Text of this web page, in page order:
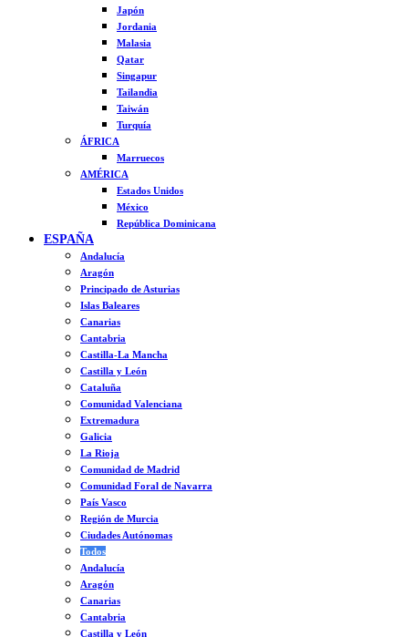
Japón
Jordania
Malasia
Qatar
Singapur
Tailandia
Taiwán
Turquía
ÁFRICA
Marruecos
AMÉRICA
Estados Unidos
México
República Dominicana
ESPAÑA
Andalucía
Aragón
Principado de Asturias
Islas Baleares
Canarias
Cantabria
Castilla-La Mancha
Castilla y León
Cataluña
Comunidad Valenciana
Extremadura
Galicia
La Rioja
Comunidad de Madrid
Comunidad Foral de Navarra
País Vasco
Región de Murcia
Ciudades Autónomas
Todos
Andalucía
Aragón
Canarias
Cantabria
Castilla y León